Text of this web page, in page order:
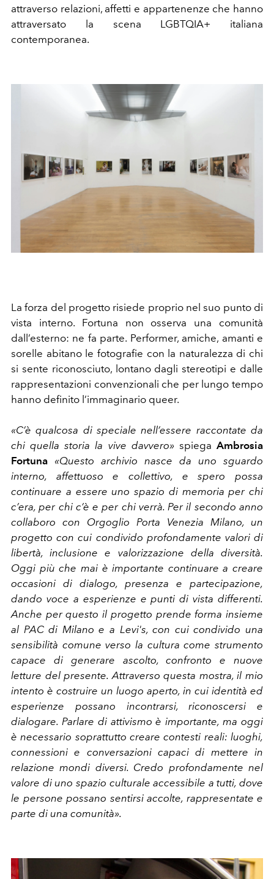
attraverso relazioni, affetti e appartenenze che hanno
attraversato la scena LGBTQIA+ italiana
contemporanea.
La forza del progetto risiede proprio nel suo punto di
vista interno. Fortuna non osserva una comunità
dall’esterno: ne fa parte. Performer, amiche, amanti e
sorelle abitano le fotografie con la naturalezza di chi
si sente riconosciuto, lontano dagli stereotipi e dalle
rappresentazioni convenzionali che per lungo tempo
hanno definito l’immaginario queer.
«C’è qualcosa di speciale nell’essere raccontate da
chi quella storia la vive davvero»spiegaAmbrosia
Fortuna «Questo archivio nasce da uno sguardo
interno, affettuoso e collettivo, e spero possa
continuare a essere uno spazio di memoria per chi
c’era, per chi c’è e per chi verrà. Per il secondo anno
collaboro con Orgoglio Porta Venezia Milano, un
progetto con cui condivido profondamente valori di
libertà, inclusione e valorizzazione della diversità.
Oggi più che mai è importante continuare a creare
occasioni di dialogo, presenza e partecipazione,
dando voce a esperienze e punti di vista differenti.
Anche per questo il progetto prende forma insieme
al PAC di Milanoe a Levi's, con cui condivido una
sensibilità comune verso la cultura come strumento
capace di generare ascolto, confronto e nuove
letture del presente. Attraverso questa mostra, il mio
intento è costruire un luogo aperto, in cui identità ed
esperienze possano incontrarsi, riconoscersi e
dialogare. Parlare di attivismo è importante, ma oggi
è necessario soprattutto creare contesti reali: luoghi,
connessioni e conversazioni capaci di mettere in
relazione mondi diversi. Credo profondamente nel
valore di uno spazio culturale accessibile a tutti, dove
le persone possano sentirsi accolte, rappresentate e
parte di una comunità».